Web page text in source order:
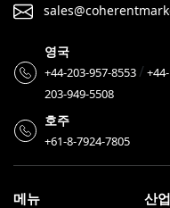
영국
+44-203-957-8553/+44-
203-949-5508
호주
+61-8-7924-7805
메뉴 산업